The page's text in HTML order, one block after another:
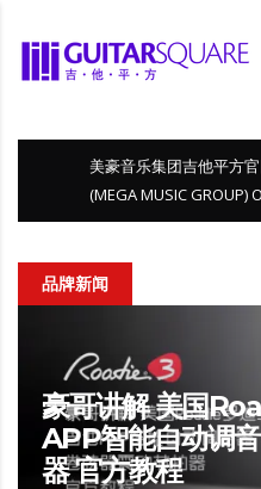
美豪音乐集团吉他平方官
(MEGA MUSIC GROUP)
品牌新闻
豪哥讲解 美国
APP智能自动调
器 官方教程